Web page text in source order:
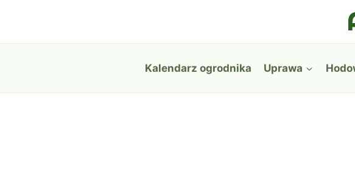
treści
Kalendarz ogrodnika Uprawa